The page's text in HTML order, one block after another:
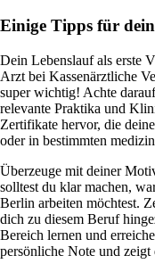
Einige Tipps für
Dein Lebenslauf als erste
Arzt bei Kassenärztliche
super wichtig! Achte
relevante Praktika und
Zertifikate hervor, die
oder in bestimmten
Überzeuge mit deiner
solltest du klar machen,
Berlin arbeiten möchtest.
dich zu diesem Beruf
Bereich lernen und
persönliche Note und zeigt